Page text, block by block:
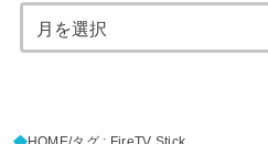
HOME タグ : FireTV Stick